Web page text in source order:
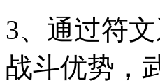
3、通过符
战斗优势，